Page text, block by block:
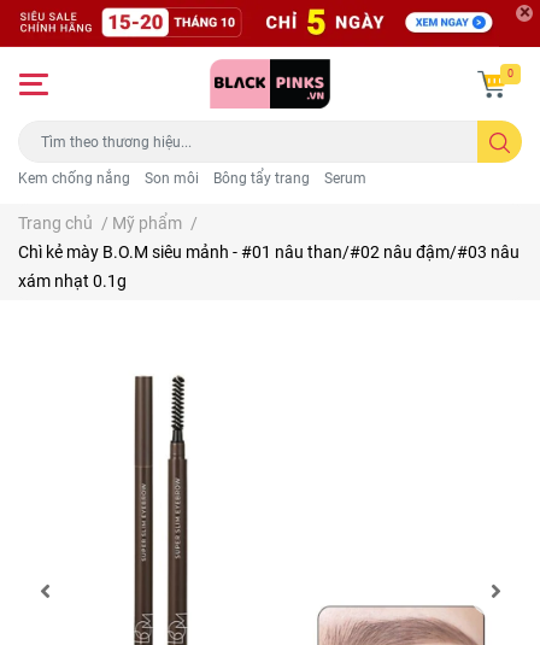
Kem chống nắng Son môi Bông tẩy trang Serum
0
Trang chủ / Mỹ phẩm /
Chì kẻ mày B.O.M siêu mảnh - #01 nâu than/#02 nâu đậm/#03 nâu
xám nhạt 0.1g